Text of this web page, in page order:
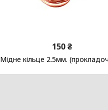
150 ₴
Мідне кільце 2.5мм.